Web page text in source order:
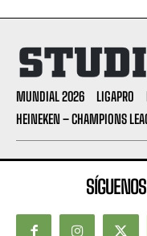
MUNDIAL 2026 LIGAPRO
HEINEKEN – CHAMPIONS